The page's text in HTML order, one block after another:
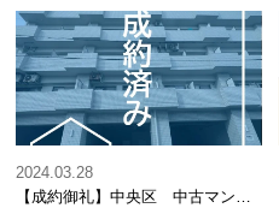
【成約御礼】中央区 中古マンシ
2024.03.28